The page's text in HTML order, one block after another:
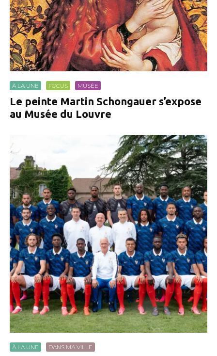
À LA UNE FOCUS MUSÉE
Le peinte Martin Schongauer s’expose
au Musée du Louvre
À LA UNE DANS MA VILLE